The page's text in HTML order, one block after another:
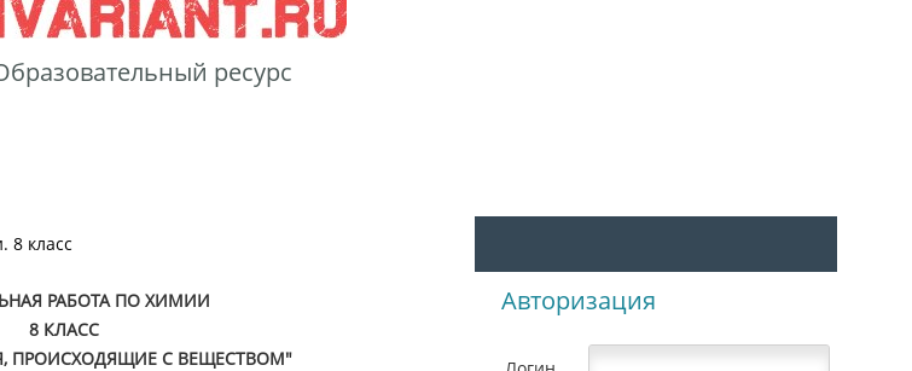
ресурс
Вариант 2
8 класс
РАБОТА ПО ХИМИИ
8 КЛАСС
ПРОИСХОДЯЩИЕ С ВЕЩЕСТВОМ"
Авторизация